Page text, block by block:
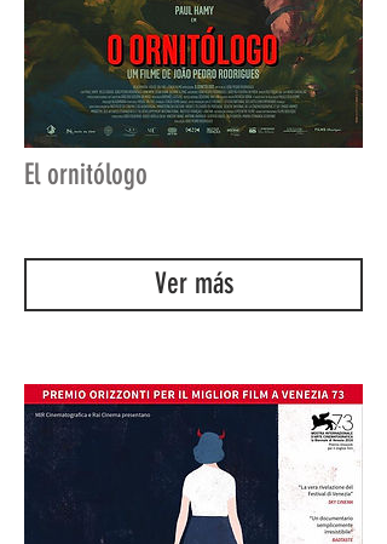
El ornitólogo
Ver más